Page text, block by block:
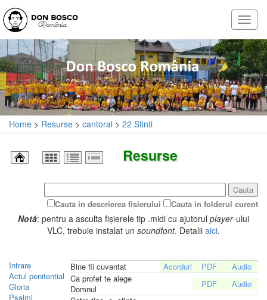
Home > Resurse > cantoral > 22 Sfinti
Resurse
Cauta
Cauta in descrierea fisierului
Cauta in folderul curent
Notă: pentru a asculta fișierele tip .midi cu ajutorul player-ului
VLC, trebuie instalat un soundfont. Detalii aici.
Intrare
Actul penitential
Gloria
Psalmi
Bine fii cuvantat
Ca profet te alege
Domnul